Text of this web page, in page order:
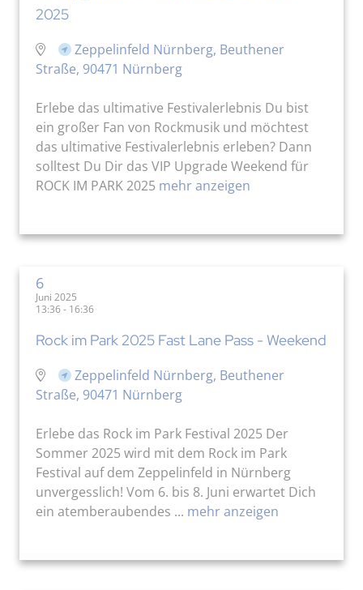
2025
Zeppelinfeld Nürnberg, Beuthener
Straße, 90471 Nürnberg
Erlebe das ultimative Festivalerlebnis Du bist
ein großer Fan von Rockmusik und möchtest
das ultimative Festivalerlebnis erleben? Dann
solltest Du Dir das VIP Upgrade Weekend für
ROCK IM PARK 2025 mehr anzeigen
6
Juni 2025
13:36 - 16:36
Rock im Park 2025 Fast Lane Pass - Weekend
Zeppelinfeld Nürnberg, Beuthener
Straße, 90471 Nürnberg
Erlebe das Rock im Park Festival 2025 Der
Sommer 2025 wird mit dem Rock im Park
Festival auf dem Zeppelinfeld in Nürnberg
unvergesslich! Vom 6. bis 8. Juni erwartet Dich
ein atemberaubendes ... mehr anzeigen